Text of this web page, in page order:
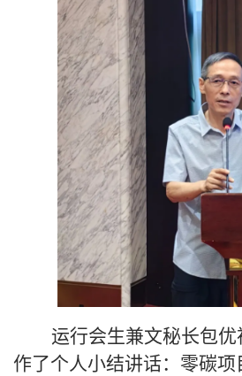
运行会生兼文秘长包优
作了个人小结讲话：零碳